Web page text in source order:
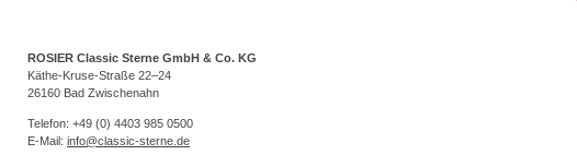
ROSIER Classic Sterne GmbH & Co. KG
Käthe-Kruse-Straße 22–24
26160 Bad Zwischenahn
Telefon: +49 (0) 4403 985 0500
E-Mail: info@classic-sterne.de